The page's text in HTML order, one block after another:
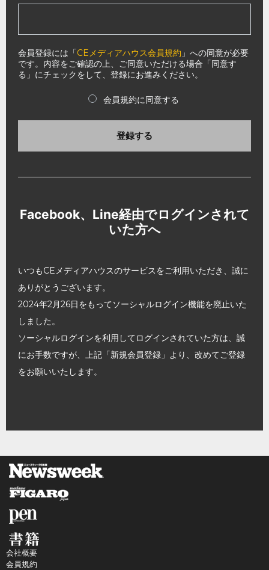
会員登録には「CEメディアハウス会員規約 」への同意が必要
です。内容をご確認の上、ご同意いただける場合「同意す
る」にチェックをして、登録にお進みください。
会員規約に同意する
登録する
Facebook、Line経由でログインされて
いた方へ
いつもCEメディアハウスのサービスをご利用いただき、誠に
ありがとうございます。
2024年2月26日をもってソーシャルログイン機能を廃止いた
しました。
ソーシャルログインを利用してログインされていた方は、誠
にお手数ですが、上記「新規会員登録」より、改めてご登録
をお願いいたします。
会社概要
会員規約